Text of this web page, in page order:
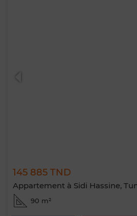
145 885 TND
Appartement à Sidi Hassine,
90 m²